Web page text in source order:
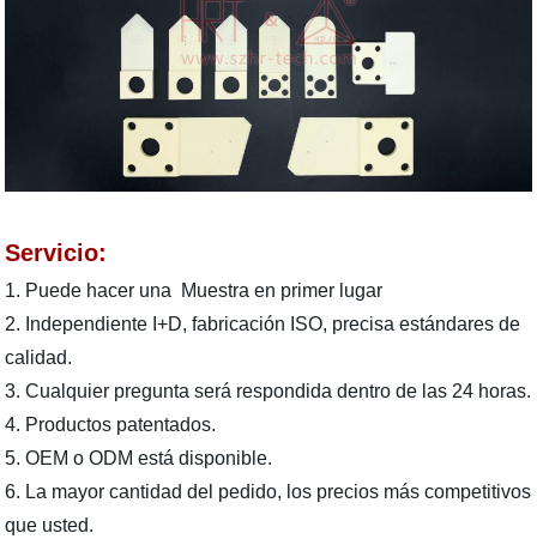
Servicio:
1. Puede hacer una Muestra en primer lugar
2. Independiente I+D, fabricación ISO, precisa estándares de
calidad.
3. Cualquier pregunta será respondida dentro de las 24 horas.
4. Productos patentados.
5. OEM o ODM está disponible.
6. La mayor cantidad del pedido, los precios más competitivos
que usted.